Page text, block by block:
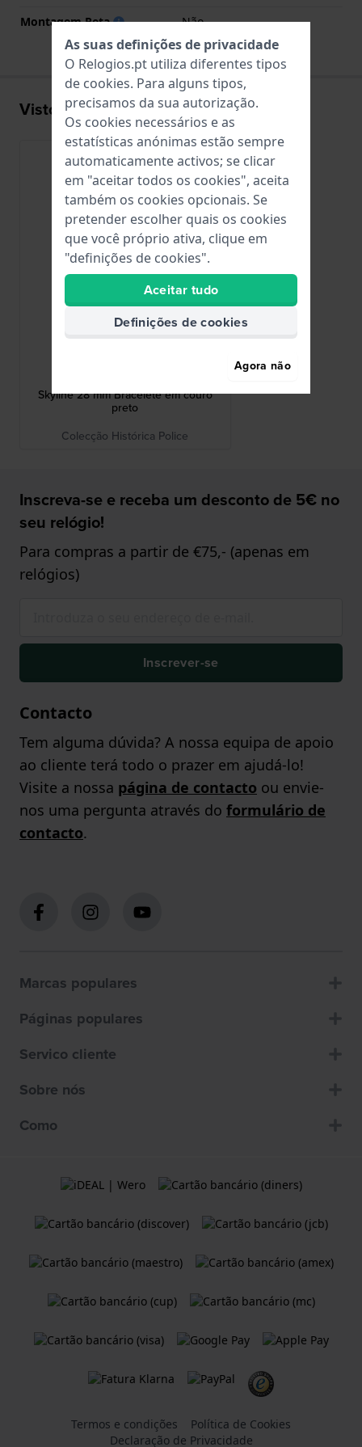
Montagem Reta
Não
Visto recentemente
Skyline 28 mm Bracelete em couro
preto
Colecção Histórica Police
Inscreva-se e receba um desconto de 5€ no
seu relógio!
Para compras a partir de €75,- (apenas em
relógios)
Inscrever-se
Contacto
Tem alguma dúvida? A nossa equipa de apoio
ao cliente terá todo o prazer em ajudá-lo!
Visite a nossa página de contacto ou envie-
nos uma pergunta através do formulário de
contacto.
Marcas populares
Páginas populares
Servico cliente
Sobre nós
Como
Termos e condições
Política de Cookies
Declaração de Privacidade
As suas definições de privacidade
O Relogios.pt utiliza diferentes tipos
de cookies. Para alguns tipos,
precisamos da sua autorização.
Os cookies necessários e as
estatísticas anónimas estão sempre
automaticamente activos; se clicar
em "aceitar todos os cookies", aceita
também os cookies opcionais. Se
pretender escolher quais os cookies
que você próprio ativa, clique em
"definições de cookies".
Aceitar tudo
Definições de cookies
Agora não